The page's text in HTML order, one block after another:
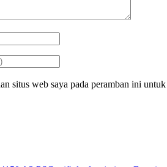
situs web saya pada peramban ini